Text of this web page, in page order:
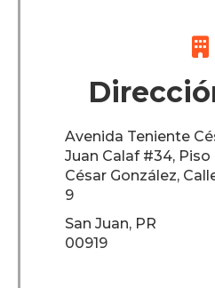

Avenida Teniente
Juan Calaf #34,
César González,
9
San Juan, PR
00919